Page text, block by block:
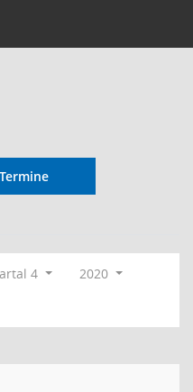
Termine
4
2020